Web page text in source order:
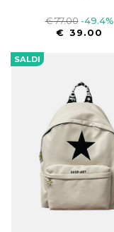
€ 77.00 -49.4%
€ 39.00
SALDI